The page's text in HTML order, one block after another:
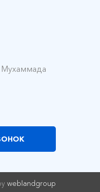
Мухаммада
weblandgroup